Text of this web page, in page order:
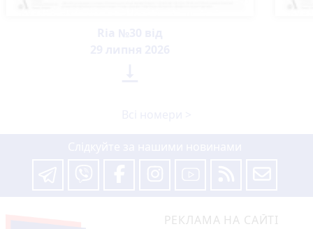
РЕКЛАМА НА САЙТІ